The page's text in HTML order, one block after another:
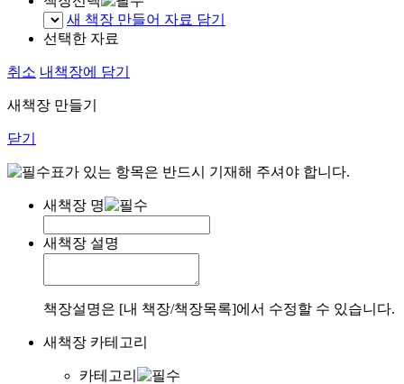
새 책장 만들어 자료 담기
선택한 자료
취소 내책장에 담기
새책장 만들기
닫기
표가 있는 항목은 반드시 기재해 주셔야 합니다.
새책장 명
새책장 설명
책장설명은 [내 책장/책장목록]에서 수정할 수 있습니다.
새책장 카테고리
카테고리